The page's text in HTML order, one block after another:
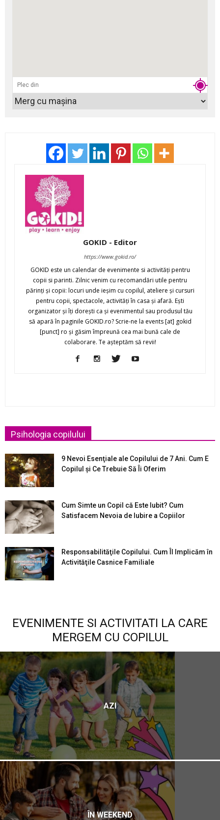
GOKID - Editor
https://www.gokid.ro/
GOKID este un calendar de evenimente si activităţi pentru
copii si parinti. Zilnic venim cu recomandări utile pentru
părinţi şi copii: locuri unde ieşim cu copilul, ateliere şi cursuri
pentru copii, spectacole, activităţi în casa şi afară. Eşti
organizator şi îţi doreşti ca şi evenimentul sau produsul tău
să apară în paginile GOKID.ro? Scrie-ne la events [at] gokid
[punct] ro şi găsim împreună cea mai bună cale de
colaborare. Te aşteptăm să revii!
Psihologia copilului
9 Nevoi Esenţiale ale Copilului de 7 Ani. Cum E
Copilul şi Ce Trebuie Să Îi Oferim
Cum Simte un Copil că Este Iubit? Cum
Satisfacem Nevoia de Iubire a Copiilor
Responsabilităţile Copilului. Cum Îl Implicăm în
Activităţile Casnice Familiale
EVENIMENTE SI ACTIVITATI LA CARE
MERGEM CU COPILUL
AZI
ÎN WEEKEND